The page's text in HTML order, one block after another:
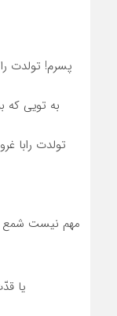
پسرم! تولدت
به تویی
تولدت رابا
مهم نیست شمع
یا